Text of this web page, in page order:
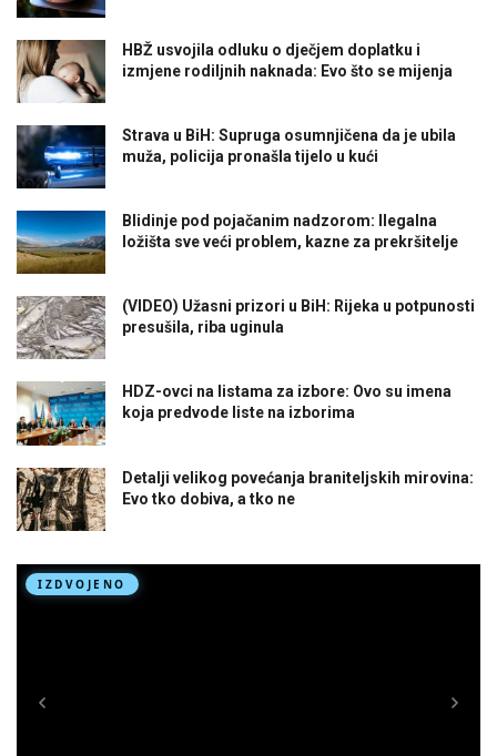
HBŽ usvojila odluku o dječjem doplatku i
izmjene rodiljnih naknada: Evo što se mijenja
Strava u BiH: Supruga osumnjičena da je ubila
muža, policija pronašla tijelo u kući
Blidinje pod pojačanim nadzorom: Ilegalna
ložišta sve veći problem, kazne za prekršitelje
(VIDEO) Užasni prizori u BiH: Rijeka u potpunosti
presušila, riba uginula
HDZ-ovci na listama za izbore: Ovo su imena
koja predvode liste na izborima
Detalji velikog povećanja braniteljskih mirovina:
Evo tko dobiva, a tko ne